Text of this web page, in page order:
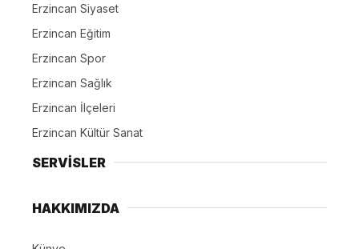
Erzincan Siyaset
Erzincan Eğitim
Erzincan Spor
Erzincan Sağlık
Erzincan İlçeleri
Erzincan Kültür Sanat
SERVİSLER
HAKKIMIZDA